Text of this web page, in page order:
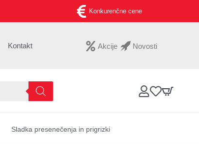
Konkurenčne cene
Kontakt Akcije Novosti
Sladka presenečenja in prigrizki